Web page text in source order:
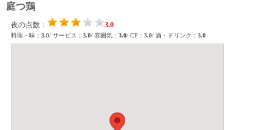
庭つ鶏